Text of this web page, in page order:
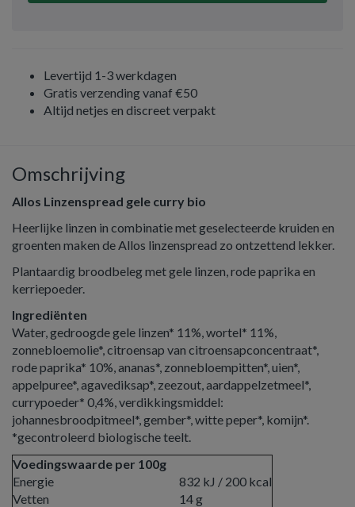
Levertijd 1-3 werkdagen
Gratis verzending vanaf €50
Altijd netjes en discreet verpakt
Omschrijving
Allos Linzenspread gele curry bio
Heerlijke linzen in combinatie met geselecteerde kruiden en
groenten maken de Allos linzenspread zo ontzettend lekker.
Plantaardig broodbeleg met gele linzen, rode paprika en
kerriepoeder.
Ingrediënten
Water, gedroogde gele linzen* 11%, wortel* 11%,
zonnebloemolie*, citroensap van citroensapconcentraat*,
rode paprika* 10%, ananas*, zonnebloempitten*, uien*,
appelpuree*, agavediksap*, zeezout, aardappelzetmeel*,
currypoeder* 0,4%, verdikkingsmiddel:
johannesbroodpitmeel*, gember*, witte peper*, komijn*.
*gecontroleerd biologische teelt.
Voedingswaarde per 100g
Energie
832 kJ / 200 kcal
Vetten
14 g